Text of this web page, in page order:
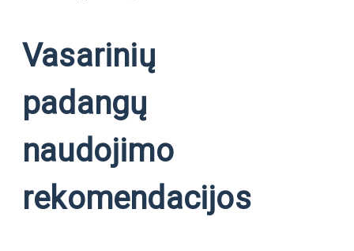
Vasarinių
padangų
naudojimo
rekomendacijos